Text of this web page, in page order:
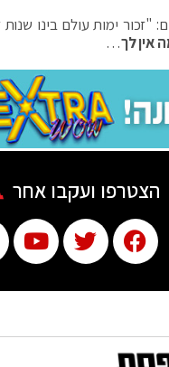
"זכור ימות עולם בינו
אין לך…
הצטרפו ועקבו אחר